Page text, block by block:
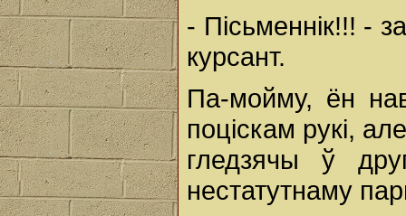
- Пісьменнік!!! -
курсант.
Па-мойму, ён
поціскам рукі,
гледзячы ў
нестатутнаму